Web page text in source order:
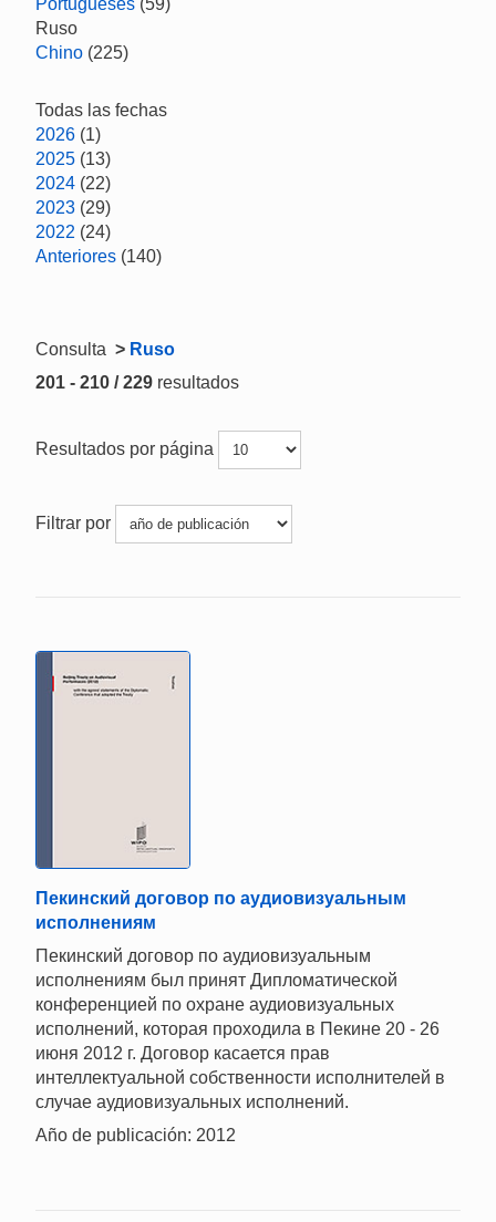
Portugueses (59)
Ruso
Chino (225)
Todas las fechas
2026 (1)
2025 (13)
2024 (22)
2023 (29)
2022 (24)
Anteriores (140)
Consulta > Ruso
201 - 210 / 229 resultados
Resultados por página
Filtrar por
Пекинский договор по аудиовизуальным
исполнениям
Пекинский договор по аудиовизуальным
исполнениям был принят Дипломатической
конференцией по охране аудиовизуальных
исполнений, которая проходила в Пекине 20 - 26
июня 2012 г. Договор касается прав
интеллектуальной собственности исполнителей в
случае аудиовизуальных исполнений.
Año de publicación: 2012